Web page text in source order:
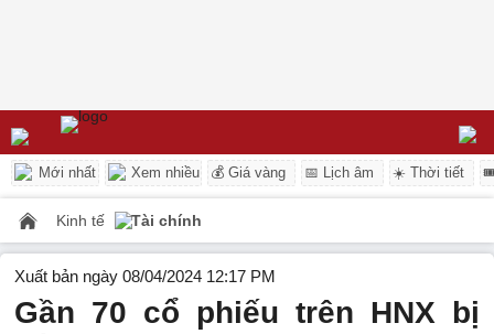
Mới nhất Xem nhiều 💰 Giá vàng 📅 Lịch âm ☀️ Thời tiết
Kinh tế Tài chính
Xuất bản ngày 08/04/2024 12:17 PM
Gần 70 cổ phiếu trên HNX bị